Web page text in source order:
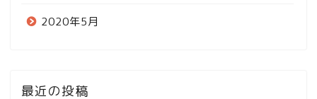
2020年5月
最近の投稿